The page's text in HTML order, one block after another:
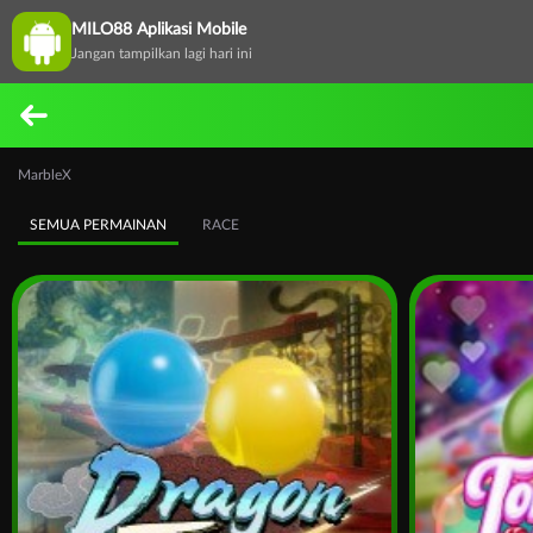
MILO88 Aplikasi Mobile
Jangan tampilkan lagi hari ini
MarbleX
SEMUA PERMAINAN RACE